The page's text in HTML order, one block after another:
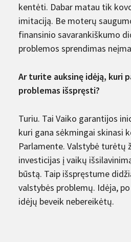
kentėti. Dabar matau tik
imitaciją. Be moterų
finansinio savarankiškumo
problemos sprendimas
Ar turite auksinę idėją, kuri
problemas išspręsti?
Turiu. Tai Vaiko garantijos
kuri gana sėkmingai skinasi
Parlamente. Valstybė turėtų
investicijas į vaikų
būstą. Taip išspręstume
valstybės problemų. Idėja,
idėjų beveik nebereikėtų.